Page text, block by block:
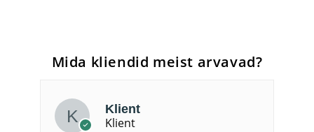
Mida kliendid meist arvavad?
Klient
Klient